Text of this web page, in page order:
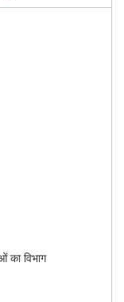
का विभाग